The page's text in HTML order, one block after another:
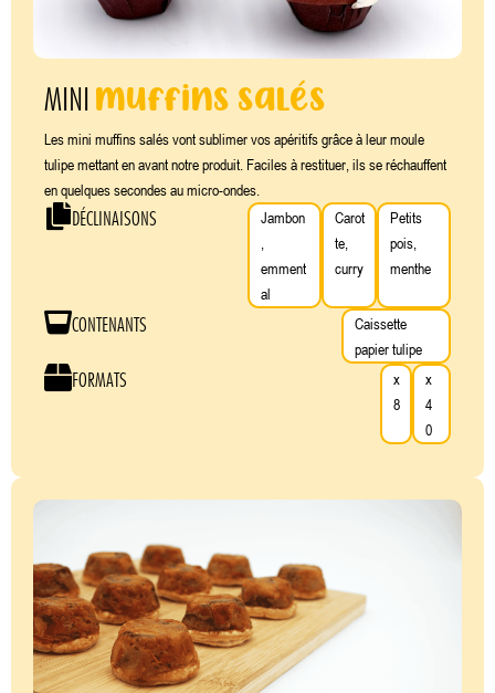
MINImuffins salés
Les mini muffins salés vont sublimer vos apéritifs grâce à leur moule
tulipe mettant en avant notre produit. Faciles à restituer, ils se réchauffent
en quelques secondes au micro-ondes.
DÉCLINAISONS
Jambon
emment
al
Carot
te,
curry
Petits
pois,
menthe
CONTENANTS
Caissette
papier tulipe
FORMATS
x
8
x
4
0